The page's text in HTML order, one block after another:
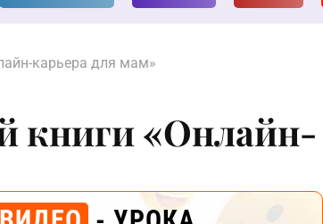
карьера для мам»
книги «Онлайн-